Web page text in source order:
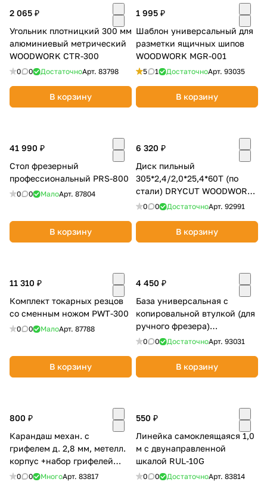
2 065 ₽
Угольник плотницкий 300 мм
алюминиевый метрический
WOODWORK CTR-300
0 0 ДостаточноАрт. 83798
В корзину
1 995 ₽
Шаблон универсальный для
разметки ящичных шипов
WOODWORK MGR-001
5 1 ДостаточноАрт. 93035
В корзину
41 990 ₽
Стол фрезерный
профессиональный PRS-800
0 0 МалоАрт. 87804
В корзину
6 320 ₽
Диск пильный
305*2,4/2,0*25,4*60Т (по
стали) DRYCUT WOODWORK
46.305.60
0 0 ДостаточноАрт. 92991
В корзину
11 310 ₽
Комплект токарных резцов
со сменным ножом PWT-300
0 0 МалоАрт. 87788
В корзину
4 450 ₽
База универсальная с
копировальной втулкой (для
ручного фрезера)
WOODWORK RPW-08
0 0 ДостаточноАрт. 93031
В корзину
800 ₽
Карандаш механ. с
грифелем д. 2,8 мм, метелл.
корпус +набор грифелей
CPL-003
0 0 МногоАрт. 83817
550 ₽
Линейка самоклеящаяся 1,0
м с двунаправленной
шкалой RUL-10G
0 0 ДостаточноАрт. 83814
8 800 302-02-51
plait.ru